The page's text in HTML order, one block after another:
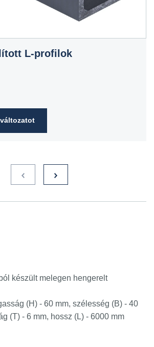
L-profilok
készült melegen hengerelt
(H) - 60 mm, szélesség (B) - 40
(T) - 6 mm, hossz (L) - 6000 mm